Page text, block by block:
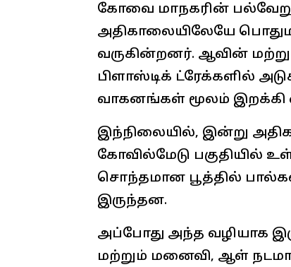
​கோவை மாநகரின்
அதிகாலையிலேயே
வருகின்றனர். ஆவின்
பிளாஸ்டிக் ட்ரேக்களில்
வாகனங்கள் மூலம் இறக்கி
இந்நிலையில், இன்று
கோவில்மேடு பகுதியில்
சொந்தமான பூத்தில்
இருந்தன.
​அப்போது அந்த வழியாக
மற்றும் மனைவி, ஆள்